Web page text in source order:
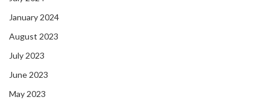
January 2024
August 2023
July 2023
June 2023
May 2023